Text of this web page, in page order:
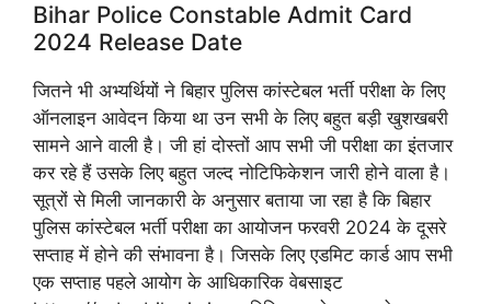
Bihar Police Constable Admit Card
2024 Release Date
जितने भी अभ्यर्थियों ने बिहार पुलिस कांस्टेबल भर्ती परीक्षा के लिए
ऑनलाइन आवेदन किया था उन सभी के लिए बहुत बड़ी खुशखबरी
सामने आने वाली है। जी हां दोस्तों आप सभी जी परीक्षा का इंतजार
कर रहे हैं उसके लिए बहुत जल्द नोटिफिकेशन जारी होने वाला है।
सूत्रों से मिली जानकारी के अनुसार बताया जा रहा है कि बिहार
पुलिस कांस्टेबल भर्ती परीक्षा का आयोजन फरवरी 2024 के दूसरे
सप्ताह में होने की संभावना है। जिसके लिए एडमिट कार्ड आप सभी
एक सप्ताह पहले आयोग के आधिकारिक वेबसाइट